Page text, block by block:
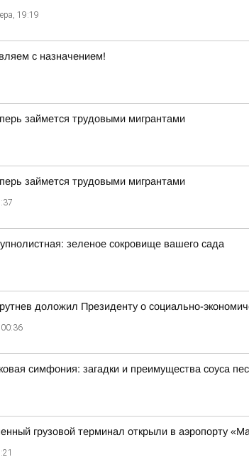
19:19
с назначением!
займется трудовыми мигрантами
займется трудовыми мигрантами
зеленое сокровище вашего сада
доложил Президенту о социально-
00:36
симфония: загадки и преимущества соуса
грузовой терминал открыли в аэропорту